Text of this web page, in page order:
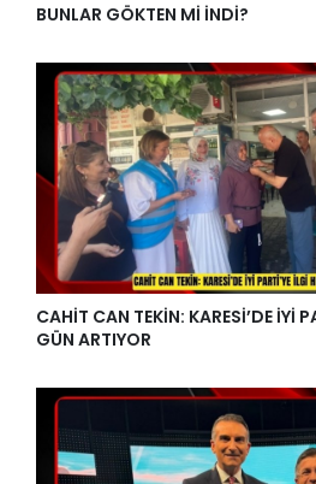
BUNLAR GÖKTEN Mİ İNDİ?
CAHİT CAN TEKİN: KARESİ’DE İYİ
GÜN ARTIYOR